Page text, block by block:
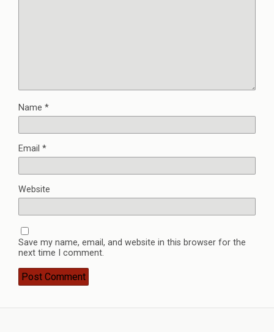
Name *
Email *
Website
Save my name, email, and website in this browser for the
next time I comment.